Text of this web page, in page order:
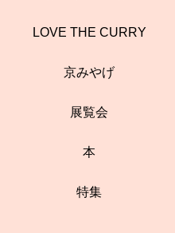
LOVE THE CURRY
京みやげ
展覧会
本
特集